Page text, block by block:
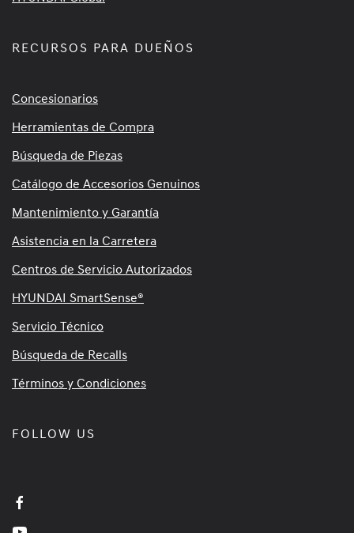
RECURSOS PARA DUEÑOS
Concesionarios
Herramientas de Compra
Búsqueda de Piezas
Catálogo de Accesorios Genuinos
Mantenimiento y Garantía
Asistencia en la Carretera
Centros de Servicio Autorizados
HYUNDAI SmartSense®
Servicio Técnico
Búsqueda de Recalls
Términos y Condiciones
FOLLOW US